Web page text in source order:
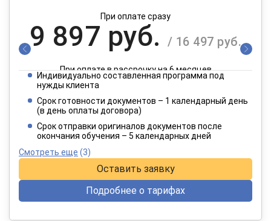
При оплате сразу
9 897 руб. / 16 497 руб.
При оплате в рассрочку на 6 месяцев
4 949 руб. / 8 249 руб.
При оплате в рассрочку на 12 месяцев
Индивидуально составленная программа под
нужды клиента
Срок готовности документов – 1 календарный день
(в день оплаты договора)
Срок отправки оригиналов документов после
окончания обучения – 5 календарных дней
Смотреть еще (3)
Оставить заявку
Подробнее о тарифах